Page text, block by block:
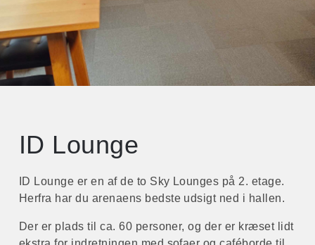
ID Lounge
ID Lounge er en af de to Sky Lounges på 2. etage.
Herfra har du arenaens bedste udsigt ned i hallen.
Der er plads til ca. 60 personer, og der er kræset lidt